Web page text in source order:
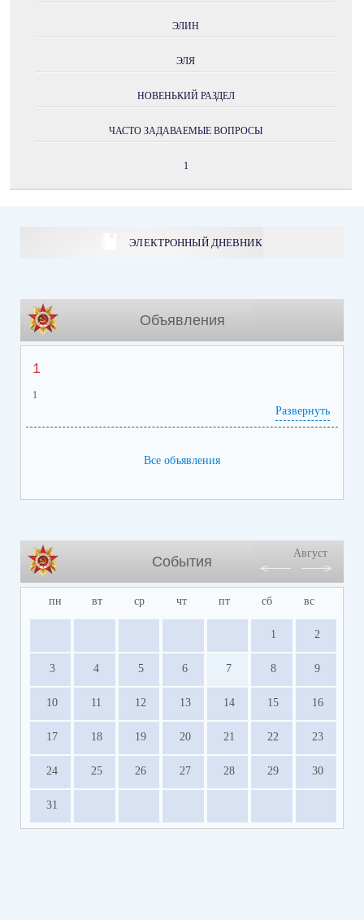
ЭЛИН
ЭЛЯ
НОВЕНЬКИЙ РАЗДЕЛ
ЧАСТО ЗАДАВАЕМЫЕ ВОПРОСЫ
1
ЭЛЕКТРОННЫЙ ДНЕВНИК
Объявления
1
1
Развернуть
Все объявления
События
Август
пн вт ср чт пт сб вс
1 2
3 4 5 6 7 8 9
10 11 12 13 14 15 16
17 18 19 20 21 22 23
24 25 26 27 28 29 30
31